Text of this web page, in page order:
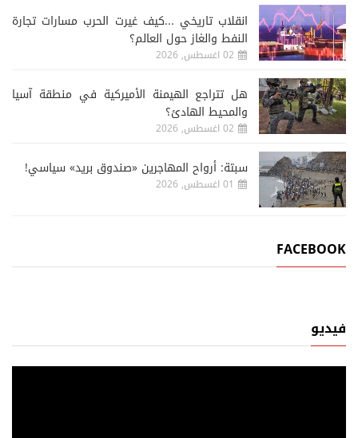
انقلاب تاريخي ...كيف غيرت الحرب مسارات تجارة
النفط والغاز حول العالم؟
02 اغسطس, 2026
هل تتراجع الهيمنة الأميركية في منطقة آسيا
والمحيط الهادئ؟
02 اغسطس, 2026
سبتة: أرواح المهاجرين «صندوق بريد» سياسي!
01 اغسطس, 2026
FACEBOOK
فيديو